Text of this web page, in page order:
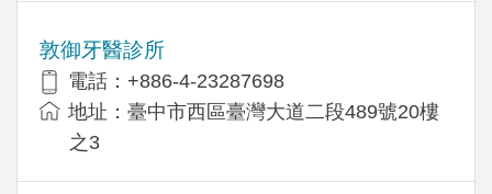
敦御牙醫診所
電話：+886-4-23287698
地址：臺中市西區臺灣大道二段489號20樓
之3